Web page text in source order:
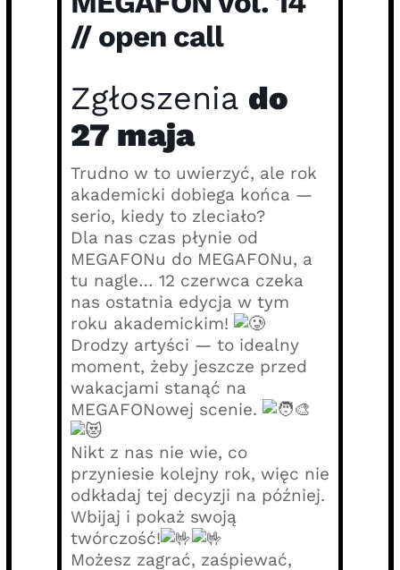
// open call
Zgłoszenia do
27 maja
Trudno w to uwierzyć, ale rok
akademicki dobiega końca —
serio, kiedy to zleciało?
Dla nas czas płynie od
MEGAFONu do MEGAFONu, a
tu nagle… 12 czerwca czeka
nas ostatnia edycja w tym
roku akademickim!
Drodzy artyści — to idealny
moment, żeby jeszcze przed
wakacjami stanąć na
MEGAFONowej scenie.
Nikt z nas nie wie, co
przyniesie kolejny rok, więc nie
odkładaj tej decyzji na później.
Wbijaj i pokaż swoją
twórczość!
Możesz zagrać, zaśpiewać,